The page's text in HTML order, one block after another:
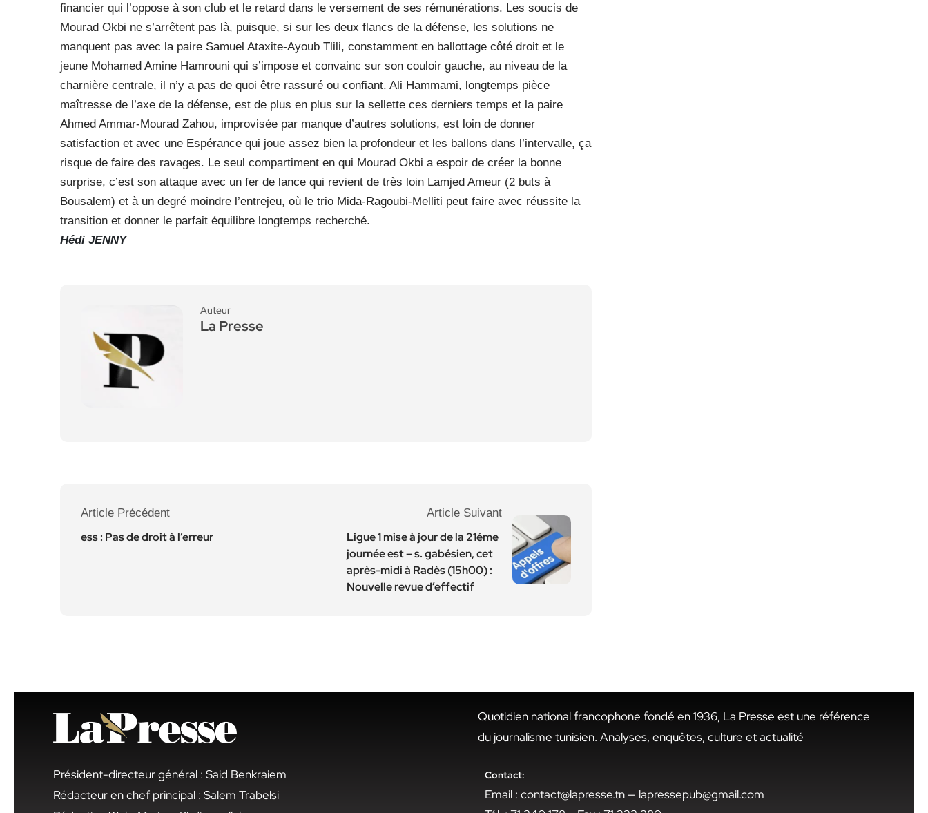
financier qui l’oppose à son club et le retard dans le versement de ses rémunérations. Les soucis de
Mourad Okbi ne s’arrêtent pas là, puisque, si sur les deux flancs de la défense, les solutions ne
manquent pas avec la paire Samuel Ataxite-Ayoub Tlili, constamment en ballottage côté droit et le
jeune Mohamed Amine Hamrouni qui s’impose et convainc sur son couloir gauche, au niveau de la
charnière centrale, il n’y a pas de quoi être rassuré ou confiant. Ali Hammami, longtemps pièce
maîtresse de l’axe de la défense, est de plus en plus sur la sellette ces derniers temps et la paire
Ahmed Ammar-Mourad Zahou, improvisée par manque d’autres solutions, est loin de donner
satisfaction et avec une Espérance qui joue assez bien la profondeur et les ballons dans l’intervalle, ça
risque de faire des ravages. Le seul compartiment en qui Mourad Okbi a espoir de créer la bonne
surprise, c’est son attaque avec un fer de lance qui revient de très loin Lamjed Ameur (2 buts à
Bousalem) et à un degré moindre l’entrejeu, où le trio Mida-Ragoubi-Melliti peut faire avec réussite la
transition et donner le parfait équilibre longtemps recherché.
Hédi JENNY
Auteur
La Presse
Article Précédent
ess : Pas de droit à l’erreur
Article Suivant
Ligue 1 mise à jour de la 21éme
journée est – s. gabésien, cet
après-midi à Radès (15h00) :
Nouvelle revue d’effectif
Président-directeur général : Said Benkraiem
Rédacteur en chef principal : Salem Trabelsi
Quotidien national francophone fondé en 1936, La Presse est une référence
du journalisme tunisien. Analyses, enquêtes, culture et actualité
Contact:
Email : contact@lapresse.tn — lapressepub@gmail.com